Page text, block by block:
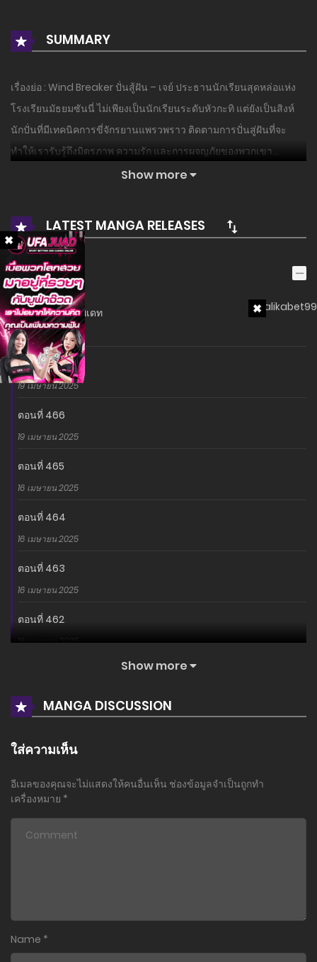
SUMMARY
เรื่องย่อ : Wind Breaker ปั่นสู้ฝัน – เจย์ ประธานนักเรียนสุดหล่อแห่ง
โรงเรียนมัธยมซันนี่ ไม่เพียงเป็นนักเรียนระดับหัวกะทิ แต่ยังเป็นสิงห์
นักปั่นที่มีเทคนิคการขี่จักรยานแพรวพราว ติดตามการปั่นสู่ฝันที่จะ
ทำให้เรารับรู้ถึงมิตรภาพ ความรัก และการผจญภัยของพวกเขา…
อ่านเรื่องนี้ก่อนใครได้ที่ MANGA-LC.NET เท่านั้น!
Show more
LATEST MANGA RELEASES
ซีซั่น 1
ตอนที่ 468 - อัพเดท
19 เมษายน 2025
ตอนที่ 467
19 เมษายน 2025
ตอนที่ 466
19 เมษายน 2025
ตอนที่ 465
16 เมษายน 2025
ตอนที่ 464
16 เมษายน 2025
ตอนที่ 463
16 เมษายน 2025
ตอนที่ 462
16 เมษายน 2025
ตอนที่ 460
16 เมษายน 2025
16 เมษายน 2025
ตอนที่ 456
Show more
MANGA DISCUSSION
ใส่ความเห็น
อีเมลของคุณจะไม่แสดงให้คนอื่นเห็น ช่องข้อมูลจำเป็นถูกทำ
เครื่องหมาย *
Name *